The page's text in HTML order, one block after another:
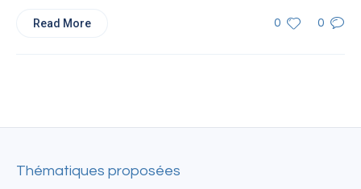
0 0
Read More
Thématiques proposées